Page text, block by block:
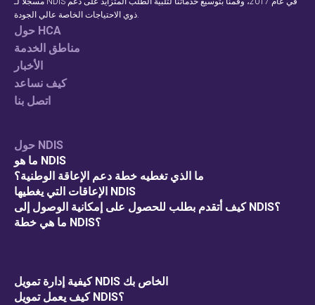
ذوي الاحتياجات الخاصة عالي الجودة.
حول HCA
مناطق الخدمة
الأخبار
كيف نساعد
اتصل بنا
حول NDIS
ما هو NDIS
ما الذي تغطيه خطة دعم الإعاقة الوطنية؟
الإعاقات التي يغطيها NDIS
كيف أتقدم بطلب للحصول على إمكانية الوصول إلى NDIS؟
ما هي خطة NDIS؟
كيفية إدارة تمويل NDIS الخاص بك
كيف يعمل تمويل NDIS؟